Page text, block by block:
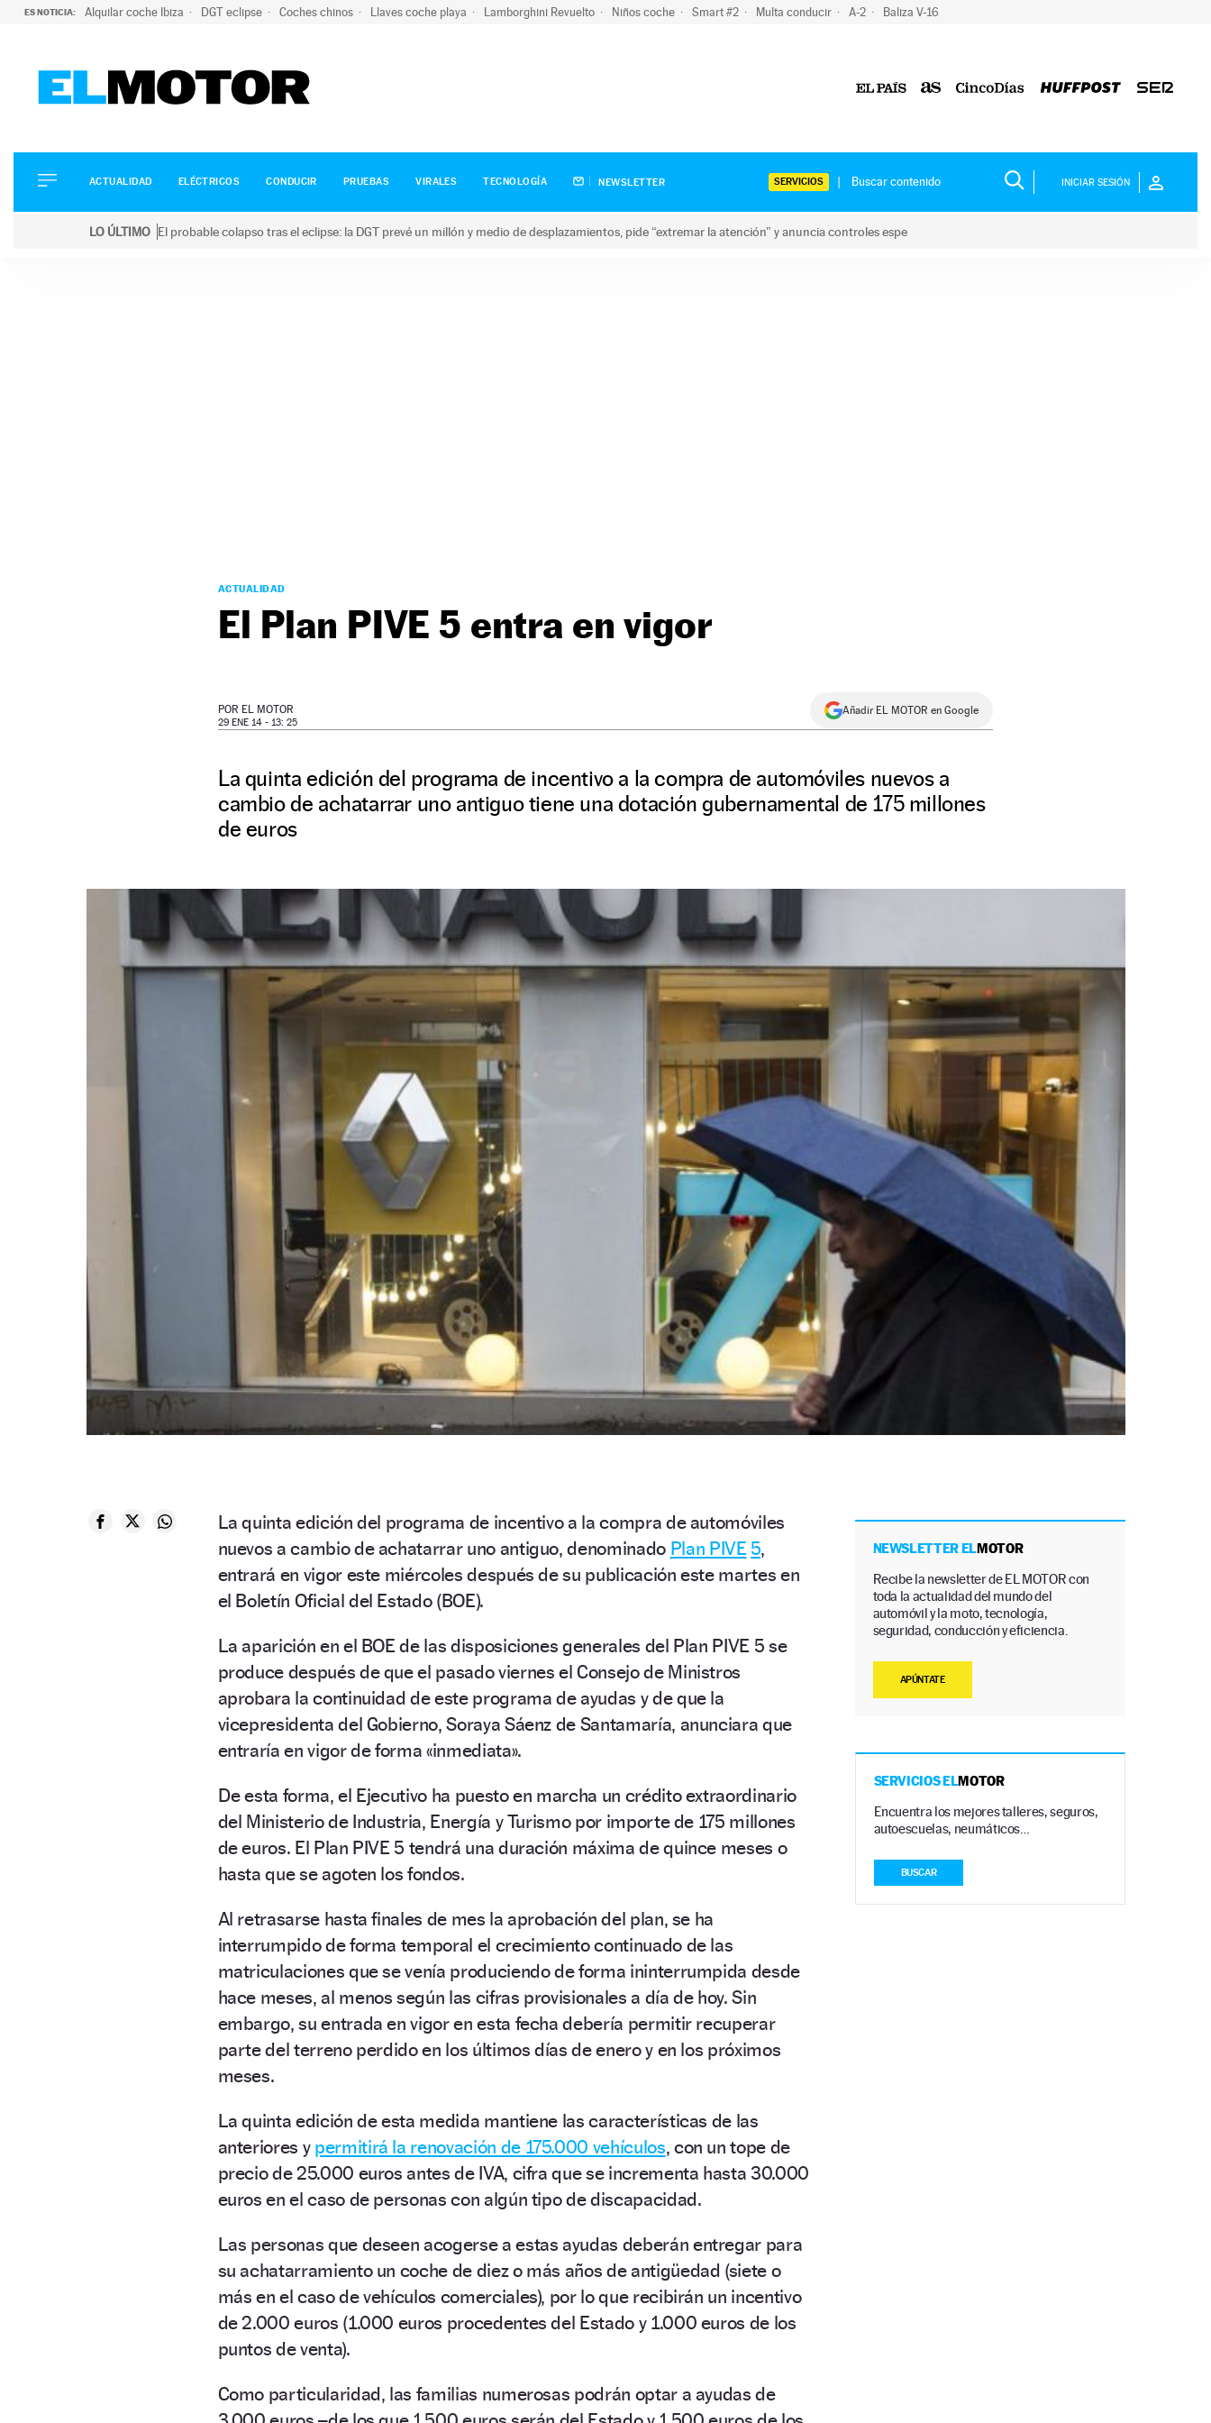
ES NOTICIA: Alquilar coche Ibiza DGT eclipse Coches chinos Llaves coche playa Lamborghini Revuelto Niños coche Smart #2 Multa conducir A-2 Baliza V-16
ELÉCTRICOS
CONDUCIR
ACTUALIDAD ELÉCTRICOS CONDUCIR PRUEBAS VIRALES TECNOLOGÍA NEWSLETTER SERVICIOS INICIAR SESIÓN
LO ÚLTIMO El probable colapso tras el eclipse: la DGT prevé un millón y medio de desplazamientos, pide “extremar la atención” y anuncia controles espe
ACTUALIDAD
El Plan PIVE 5 entra en vigor
POR EL MOTOR
29 ENE 14 - 13: 25
Añadir EL MOTOR en Google
La quinta edición del programa de incentivo a la compra de automóviles nuevos a
cambio de achatarrar uno antiguo tiene una dotación gubernamental de 175 millones
de euros
La quinta edición del programa de incentivo a la compra de automóviles
nuevos a cambio de achatarrar uno antiguo, denominado Plan PIVE 5,
entrará en vigor este miércoles después de su publicación este martes en
el Boletín Oficial del Estado (BOE).
La aparición en el BOE de las disposiciones generales del Plan PIVE 5 se
produce después de que el pasado viernes el Consejo de Ministros
aprobara la continuidad de este programa de ayudas y de que la
vicepresidenta del Gobierno, Soraya Sáenz de Santamaría, anunciara que
entraría en vigor de forma «inmediata».
De esta forma, el Ejecutivo ha puesto en marcha un crédito extraordinario
del Ministerio de Industria, Energía y Turismo por importe de 175 millones
de euros. El Plan PIVE 5 tendrá una duración máxima de quince meses o
hasta que se agoten los fondos.
Al retrasarse hasta finales de mes la aprobación del plan, se ha
interrumpido de forma temporal el crecimiento continuado de las
matriculaciones que se venía produciendo de forma ininterrumpida desde
hace meses, al menos según las cifras provisionales a día de hoy. Sin
embargo, su entrada en vigor en esta fecha debería permitir recuperar
parte del terreno perdido en los últimos días de enero y en los próximos
meses.
La quinta edición de esta medida mantiene las características de las
anteriores y permitirá la renovación de 175.000 vehículos, con un tope de
precio de 25.000 euros antes de IVA, cifra que se incrementa hasta 30.000
euros en el caso de personas con algún tipo de discapacidad.
Las personas que deseen acogerse a estas ayudas deberán entregar para
su achatarramiento un coche de diez o más años de antigüedad (siete o
más en el caso de vehículos comerciales), por lo que recibirán un incentivo
de 2.000 euros (1.000 euros procedentes del Estado y 1.000 euros de los
puntos de venta).
Como particularidad, las familias numerosas podrán optar a ayudas de
NEWSLETTER ELMOTOR
Recibe la newsletter de EL MOTOR con
toda la actualidad del mundo del
automóvil y la moto, tecnología,
seguridad, conducción y eficiencia.
APÚNTATE
SERVICIOS ELMOTOR
Encuentra los mejores talleres, seguros,
autoescuelas, neumáticos…
BUSCAR